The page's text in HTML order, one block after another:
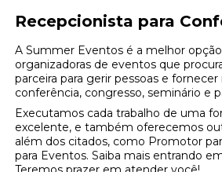
Recepcionista para
A Summer Eventos é a melhor
organizadoras de eventos que
parceira para gerir pessoas e
conferência, congresso, seminário e
Executamos cada trabalho de uma
excelente, e também oferecemos
além dos citados, como Promotor
para Eventos. Saiba mais entrando